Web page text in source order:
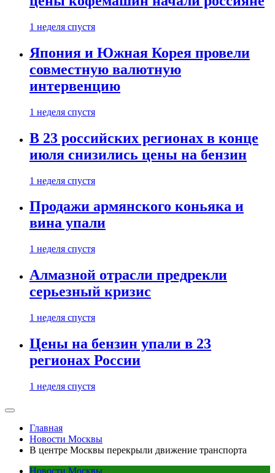
1 неделя спустя
Япония и Южная Корея провели
совместную валютную
интервенцию
1 неделя спустя
В 23 российских регионах в конце
июля снизились цены на бензин
1 неделя спустя
Продажи армянского коньяка и
вина упали
1 неделя спустя
Алмазной отрасли предрекли
серьезный кризис
1 неделя спустя
Цены на бензин упали в 23
регионах России
1 неделя спустя
Главная
Новости Москвы
В центре Москвы перекрыли движение транспорта
Новости Москвы